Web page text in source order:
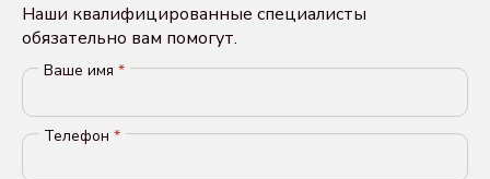
Наши квалифицированные специалисты
обязательно вам помогут.
Ваше имя *
Телефон *